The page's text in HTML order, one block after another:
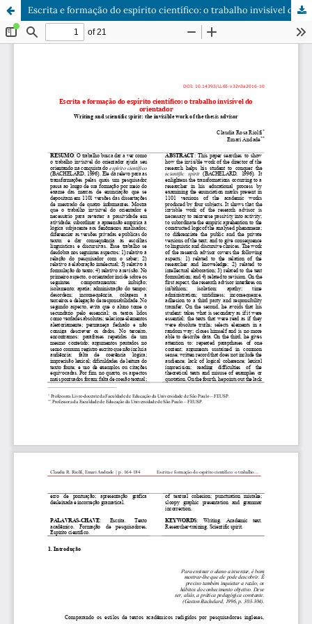
Escrita e formação do espírito científico: o trabalho invisível do orientador